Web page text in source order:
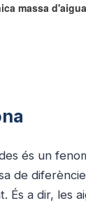
massa
és un
de
a dir, les